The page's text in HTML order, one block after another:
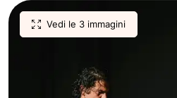
Vedi le 3 immagini